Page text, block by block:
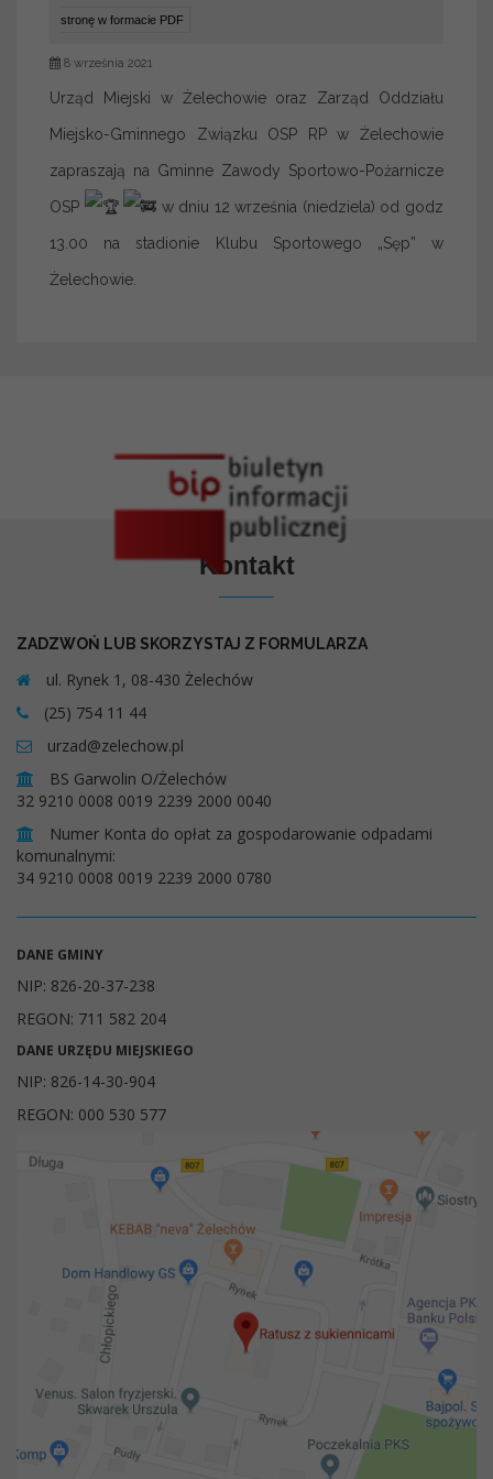
stronę w formacie PDF
8 września 2021
Urząd Miejski w Żelechowie oraz Zarząd Oddziału
Miejsko-Gminnego Związku OSP RP w Żelechowie
zapraszają na Gminne Zawody Sportowo-Pożarnicze
OSP w dniu 12 września (niedziela) od godz
13.00 na stadionie Klubu Sportowego „Sęp” w
Żelechowie.
Kontakt
ZADZWOŃ LUB SKORZYSTAJ Z FORMULARZA
ul. Rynek 1, 08-430 Żelechów
(25) 754 11 44
urzad@zelechow.pl
BS Garwolin O/Żelechów
32 9210 0008 0019 2239 2000 0040
Numer Konta do opłat za gospodarowanie odpadami
komunalnymi:
34 9210 0008 0019 2239 2000 0780
DANE GMINY
NIP: 826-20-37-238
REGON: 711 582 204
DANE URZĘDU MIEJSKIEGO
NIP: 826-14-30-904
REGON: 000 530 577